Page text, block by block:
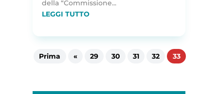
della “Commissione...
LEGGI TUTTO
Prima « 29 30 31 32 33